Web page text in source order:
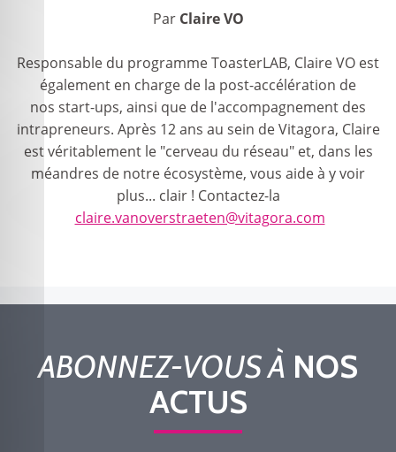
Par Claire VO
Responsable du programme ToasterLAB, Claire VO est
également en charge de la post-accélération de
nos start-ups, ainsi que de l'accompagnement des
intrapreneurs. Après 12 ans au sein de Vitagora, Claire
est véritablement le "cerveau du réseau" et, dans les
méandres de notre écosystème, vous aide à y voir
plus... clair ! Contactez-la
claire.vanoverstraeten@vitagora.com
ABONNEZ-VOUS À NOS
ACTUS